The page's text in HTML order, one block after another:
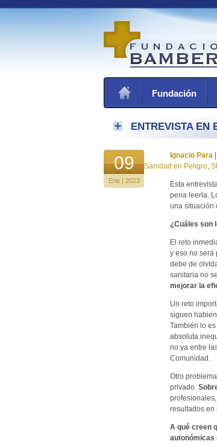
Fundación
ENTREVISTA EN
09
Ene | 2023
Ignacio Para |
Sanidad en Peligro
Esta
pena leerla.
una situación
¿Cuáles son
El reto
y eso no será
debe de
sanitaria no
mejorar la
Un reto
siguen
También lo es
absoluta
no ya entre
Comunidad.
Otro
privado.
resultados en
A qué creen
autonómicas